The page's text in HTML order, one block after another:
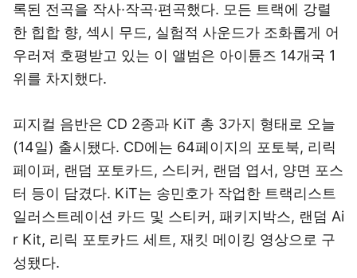
록된 전곡을 작사·작곡·편곡했다. 모든 트랙에 강렬
한 힙합 향, 섹시 무드, 실험적 사운드가 조화롭게 어
우러져 호평받고 있는 이 앨범은 아이튠즈 14개국 1
위를 차지했다.
피지컬 음반은 CD 2종과 KiT 총 3가지 형태로 오늘
(14일) 출시됐다. CD에는 64페이지의 포토북, 리릭
페이퍼, 랜덤 포토카드, 스티커, 랜덤 엽서, 양면 포스
터 등이 담겼다. KiT는 송민호가 작업한 트랙리스트
일러스트레이션 카드 및 스티커, 패키지박스, 랜덤 Ai
r Kit, 리릭 포토카드 세트, 재킷 메이킹 영상으로 구
성됐다.